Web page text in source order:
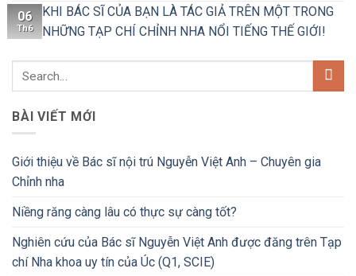
06
Th6
KHI BÁC SĨ CỦA BẠN LÀ TÁC GIẢ TRÊN MỘT TRONG
NHỮNG TẠP CHÍ CHỈNH NHA NỔI TIẾNG THẾ GIỚI!
BÀI VIẾT MỚI
Giới thiệu về Bác sĩ nội trú Nguyễn Việt Anh – Chuyên gia
Chỉnh nha
Niềng răng càng lâu có thực sự càng tốt?
Nghiên cứu của Bác sĩ Nguyễn Việt Anh được đăng trên Tạp
chí Nha khoa uy tín của Úc (Q1, SCIE)